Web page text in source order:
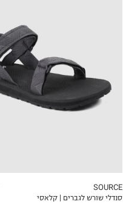
SOURCE
סנדלי שורש לגברים | קלאסי